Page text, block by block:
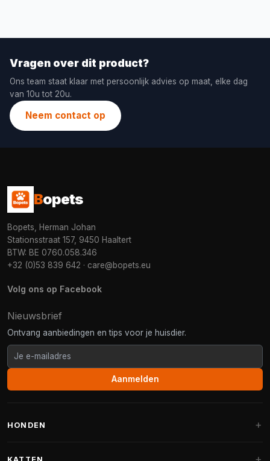
Vragen over dit product?
Ons team staat klaar met persoonlijk advies op maat, elke dag
van 10u tot 20u.
Neem contact op
Bopets
Bopets, Herman Johan
Stationsstraat 157, 9450 Haaltert
BTW: BE 0760.058.346
+32 (0)53 839 642 · care@bopets.eu
Volg ons op Facebook
Nieuwsbrief
Ontvang aanbiedingen en tips voor je huisdier.
Aanmelden
HONDEN
KATTEN